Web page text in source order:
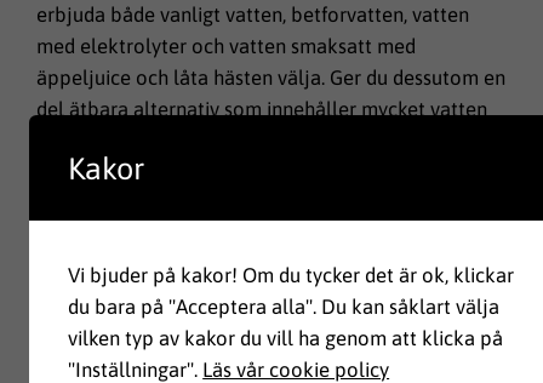
erbjuda både vanligt vatten, betforvatten, vatten
med elektrolyter och vatten smaksatt med
äppeljuice och låta hästen välja. Ger du dessutom en
del ätbara alternativ som innehåller mycket vatten
ytterligare möjligheterna för hästen att få i sig
vatten än ljummet om de får välja – men paradoxalt
nog dricker de större mängd av det ljumma vattnet.
Temperaturen kan alltså också vara en faktor att
fundera på.
Kakor
Vi bjuder på kakor! Om du tycker det är ok, klickar
du bara på "Acceptera alla". Du kan såklart välja
vilken typ av kakor du vill ha genom att klicka på
"Inställningar". Läs vår cookie policy